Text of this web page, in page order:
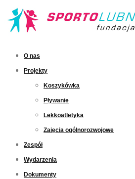
O nas
Projekty
Koszykówka
Pływanie
Lekkoatletyka
Zajęcia ogólnorozwojowe
Zespół
Wydarzenia
Dokumenty